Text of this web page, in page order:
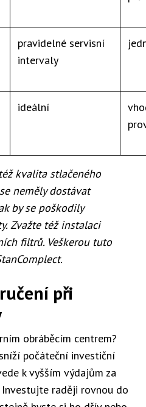
pravidelné servisní
intervaly
ideální
kvalita stlačeného
neměly dostávat
by se poškodily
Zvažte též instalaci
filtrů. Veškerou tuto
při
obráběcím centrem?
počáteční investiční
k vyšším výdajům za
Investujte raději rovnou do